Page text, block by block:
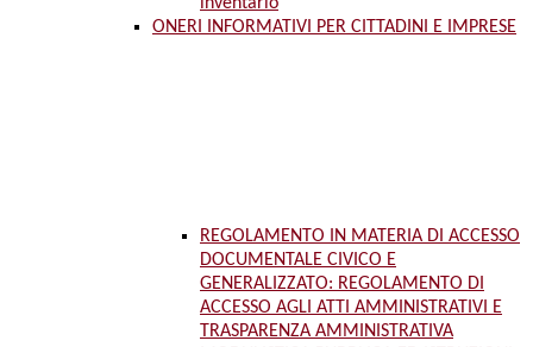
inventario
ONERI INFORMATIVI PER CITTADINI E IMPRESE
REGOLAMENTO IN MATERIA DI ACCESSO
DOCUMENTALE CIVICO E
GENERALIZZATO: REGOLAMENTO DI
ACCESSO AGLI ATTI AMMINISTRATIVI E
TRASPARENZA AMMINISTRATIVA